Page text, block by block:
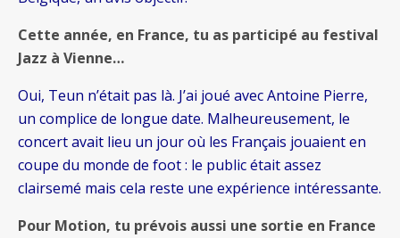
Cette année, en France, tu as participé au festival
Jazz à Vienne…
Oui, Teun n’était pas là. J’ai joué avec Antoine Pierre,
un complice de longue date. Malheureusement, le
concert avait lieu un jour où les Français jouaient en
coupe du monde de foot : le public était assez
clairsemé mais cela reste une expérience intéressante.
Pour Motion, tu prévois aussi une sortie en France